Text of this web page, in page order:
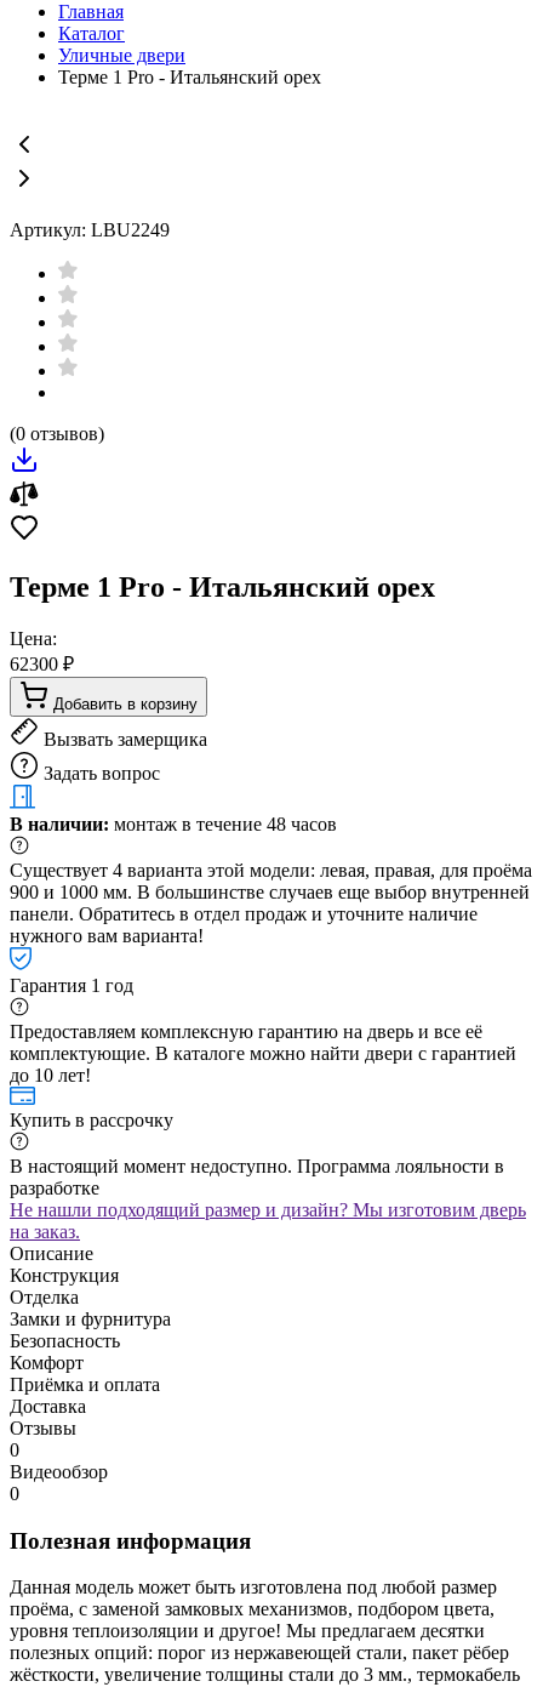
Главная
Каталог
Уличные двери
Терме 1 Pro - Итальянский орех
Артикул: LBU2249
(0 отзывов)
Терме 1 Pro - Итальянский орех
Цена:
62300 ₽
Добавить в корзину
Вызвать замерщика
Задать вопрос
В наличии: монтаж в течение 48 часов
Существует 4 варианта этой модели: левая, правая, для проёма
900 и 1000 мм. В большинстве случаев еще выбор внутренней
панели. Обратитесь в отдел продаж и уточните наличие
нужного вам варианта!
Гарантия 1 год
Предоставляем комплексную гарантию на дверь и все её
комплектующие. В каталоге можно найти двери с гарантией
до 10 лет!
Купить в рассрочку
В настоящий момент недоступно. Программа лояльности в
разработке
Не нашли подходящий размер и дизайн? Мы изготовим дверь
на заказ.
Описание
Конструкция
Отделка
Замки и фурнитура
Безопасность
Комфорт
Приёмка и оплата
Доставка
Отзывы
0
Видеообзор
0
Полезная информация
Данная модель может быть изготовлена под любой размер
проёма, с заменой замковых механизмов, подбором цвета,
уровня теплоизоляции и другое! Мы предлагаем десятки
полезных опций: порог из нержавеющей стали, пакет рёбер
жёсткости, увеличение толщины стали до 3 мм., термокабель